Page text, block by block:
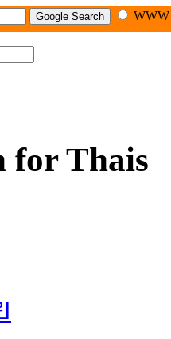
for Thais